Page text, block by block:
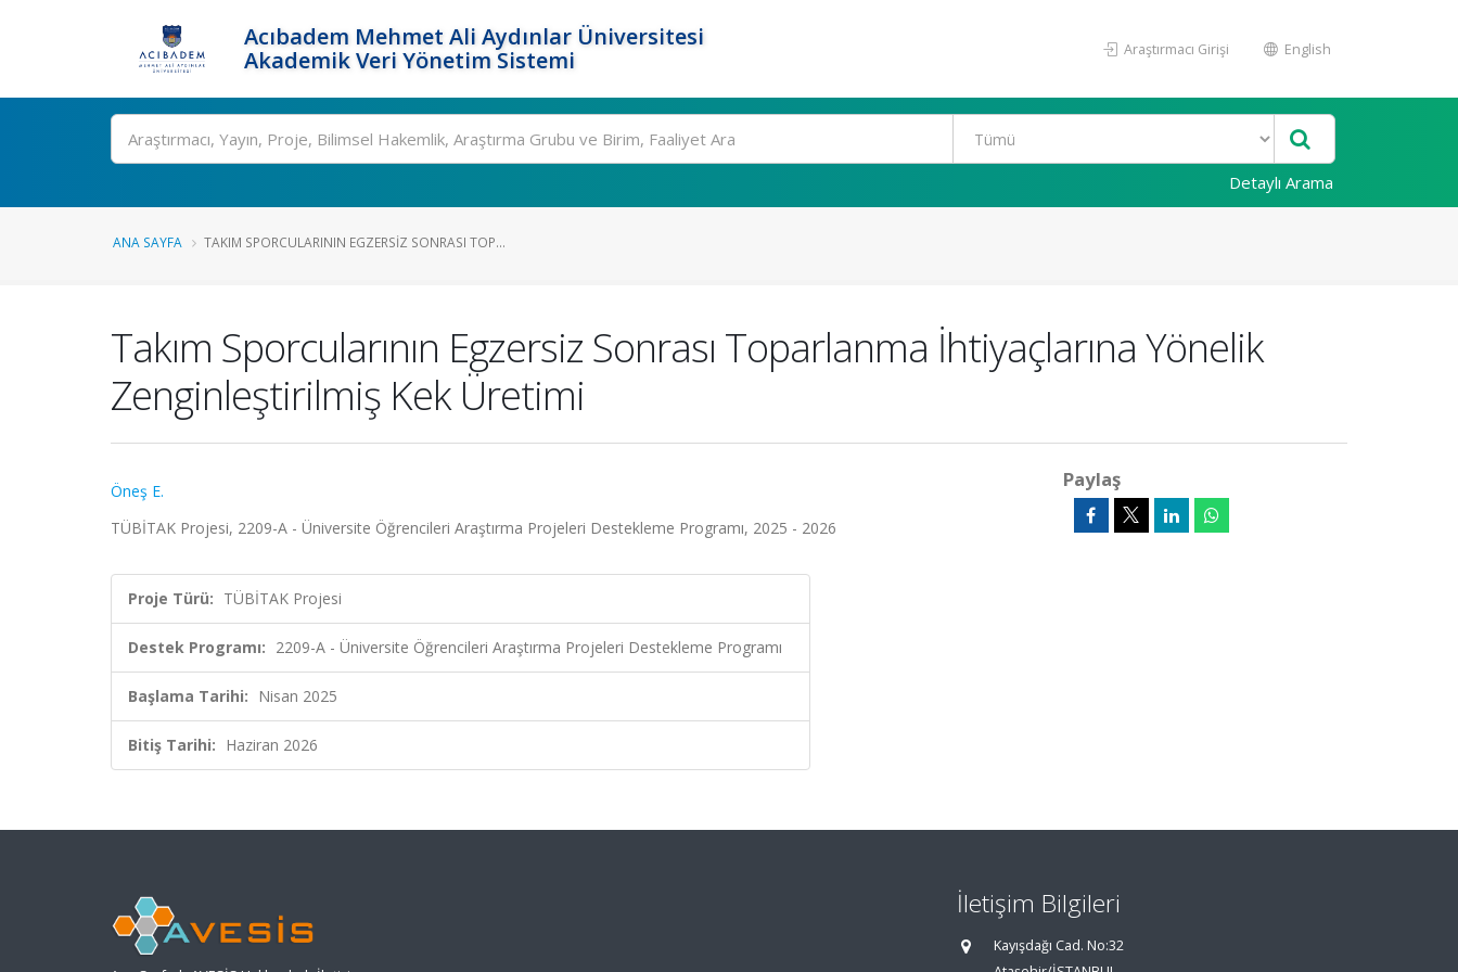
Acıbadem Mehmet Ali Aydınlar Üniversitesi
Akademik Veri Yönetim Sistemi
Araştırmacı Girişi English
Ara
Detaylı Arama
ANA SAYFA TAKIM SPORCULARININ EGZERSIZ SONRASI TOP...
Takım Sporcularının Egzersiz Sonrası Toparlanma İhtiyaçlarına Yönelik
Zenginleştirilmiş Kek Üretimi
Öneş E.
TÜBİTAK Projesi, 2209-A - Üniversite Öğrencileri Araştırma Projeleri Destekleme Programı, 2025 - 2026
Proje Türü: TÜBİTAK Projesi
Destek Programı: 2209-A - Üniversite Öğrencileri Araştırma Projeleri Destekleme Programı
Başlama Tarihi: Nisan 2025
Bitiş Tarihi: Haziran 2026
Paylaş
İletişim Bilgileri
Kayışdağı Cad. No:32